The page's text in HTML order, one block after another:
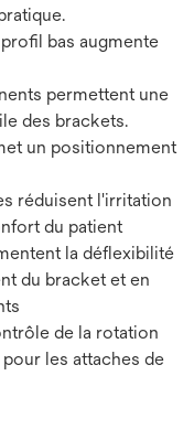
bas augmente
permettent une
des brackets.
un positionnement
réduisent l'irritation
du patient
la déflexibilité
du bracket et en
de la rotation
les attaches de